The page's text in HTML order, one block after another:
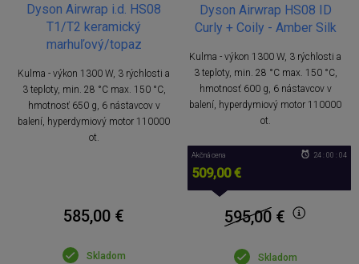
Dyson Airwrap i.d. HS08
T1/T2 keramický
marhuľový/topaz
Kulma - výkon 1300 W, 3 rýchlosti a
3 teploty, min. 28 °C max. 150 °C,
hmotnosť 650 g, 6 nástavcov v
balení, hyperdymiový motor 110000
ot.
585,00 €
Skladom
Dyson Airwrap HS08 ID
Curly + Coily - Amber Silk
Kulma - výkon 1300 W, 3 rýchlosti a
3 teploty, min. 28 °C max. 150 °C,
hmotnosť 600 g, 6 nástavcov v
balení, hyperdymiový motor 110000
ot.
Akčná cena
509,00 €
24 : 00 : 04
595,00 €
Skladom